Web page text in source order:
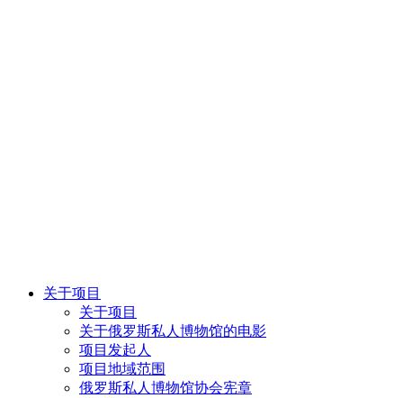
关于项目
关于项目
关于俄罗斯私人博物馆的电影
项目发起人
项目地域范围
俄罗斯私人博物馆协会宪章